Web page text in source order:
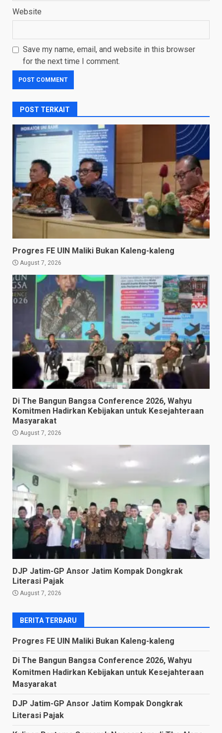
Website
Save my name, email, and website in this browser
for the next time I comment.
POST TERKAIT
Progres FE UIN Maliki Bukan Kaleng-kaleng
August 7, 2026
Di The Bangun Bangsa Conference 2026, Wahyu
Komitmen Hadirkan Kebijakan untuk Kesejahteraan
Masyarakat
August 7, 2026
DJP Jatim-GP Ansor Jatim Kompak Dongkrak
Literasi Pajak
August 7, 2026
BERITA TERBARU
Progres FE UIN Maliki Bukan Kaleng-kaleng
Di The Bangun Bangsa Conference 2026, Wahyu
Komitmen Hadirkan Kebijakan untuk Kesejahteraan
Masyarakat
DJP Jatim-GP Ansor Jatim Kompak Dongkrak
Literasi Pajak